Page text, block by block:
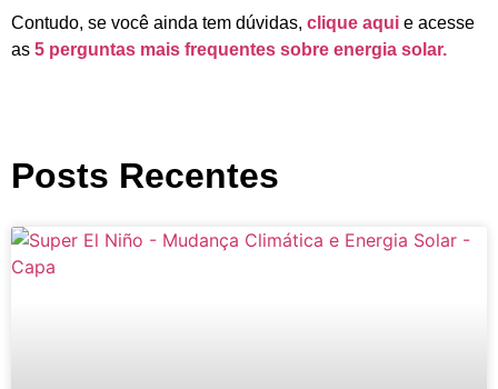
Contudo, se você ainda tem dúvidas, clique aqui e acesse
as 5 perguntas mais frequentes sobre energia solar.
Posts Recentes